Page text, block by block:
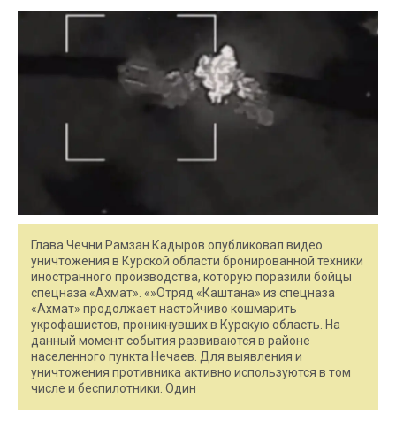
Глава Чечни Рамзан Кадыров опубликовал видео
уничтожения в Курской области бронированной техники
иностранного производства, которую поразили бойцы
спецназа «Ахмат». «»Отряд «Каштана» из спецназа
«Ахмат» продолжает настойчиво кошмарить
укрофашистов, проникнувших в Курскую область. На
данный момент события развиваются в районе
населенного пункта Нечаев. Для выявления и
уничтожения противника активно используются в том
числе и беспилотники. Один